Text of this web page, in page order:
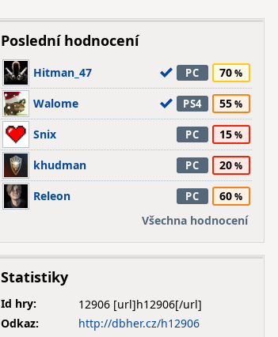
Poslední hodnocení
Hitman_47 PC 70
Walome PS4 55
Snix PC 15
khudman PC 20
Releon PC
60
Všechna hodnocení
Statistiky
Id hry:
12906
Odkaz:
http://dbher.cz/h12906